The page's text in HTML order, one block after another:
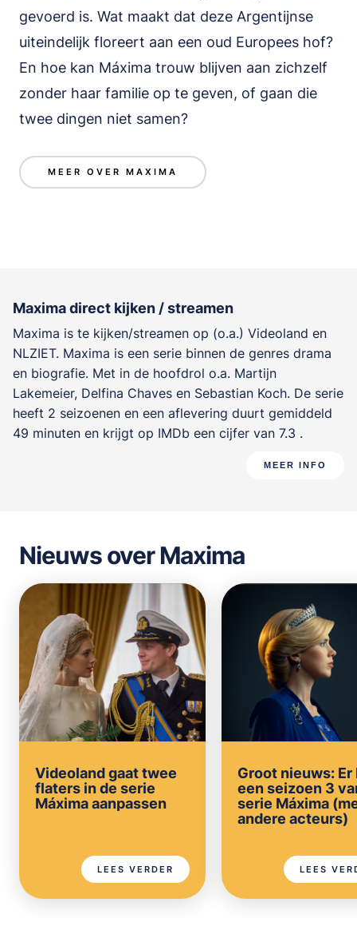
gevoerd is. Wat maakt dat deze Argentijnse
uiteindelijk floreert aan een oud Europees hof?
En hoe kan Máxima trouw blijven aan zichzelf
zonder haar familie op te geven, of gaan die
twee dingen niet samen?
MEER OVER MAXIMA
Maxima direct kijken / streamen
Maxima is te kijken/streamen op (o.a.) Videoland en
NLZIET. Maxima is een serie binnen de genres drama
en biografie. Met in de hoofdrol o.a. Martijn
Lakemeier, Delfina Chaves en Sebastian Koch. De serie
heeft 2 seizoenen en een aflevering duurt gemiddeld
49 minuten en krijgt op IMDb een cijfer van 7.3 .
MEER INFO
Nieuws over Maxima
Videoland gaat twee
flaters in de serie
Máxima aanpassen
LEES VERDER
Groot nieuws: Er
een seizoen 3
serie Máxima
andere acteurs)
LEES